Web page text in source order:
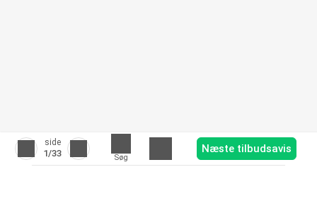
side
1/33 Søg
Næste tilbudsavis